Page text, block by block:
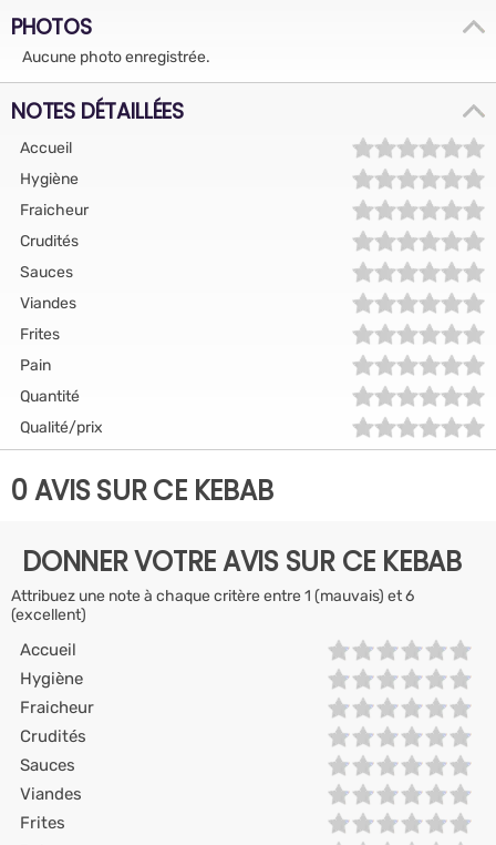
PHOTOS
Aucune photo enregistrée.
NOTES DÉTAILLÉES
Accueil
Hygiène
Fraicheur
Crudités
Sauces
Viandes
Frites
Pain
Quantité
Qualité/prix
0 AVIS SUR CE KEBAB
DONNER VOTRE AVIS SUR CE KEBAB
Attribuez une note à chaque critère entre 1 (mauvais) et 6
(excellent)
Accueil
Hygiène
Fraicheur
Crudités
Sauces
Viandes
Frites